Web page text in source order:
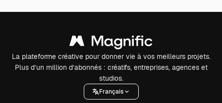
La plateforme créative pour donner vie à vos meilleurs projets.
Plus d’un million d’abonnés : créatifs, entreprises, agences et
studios.
Français